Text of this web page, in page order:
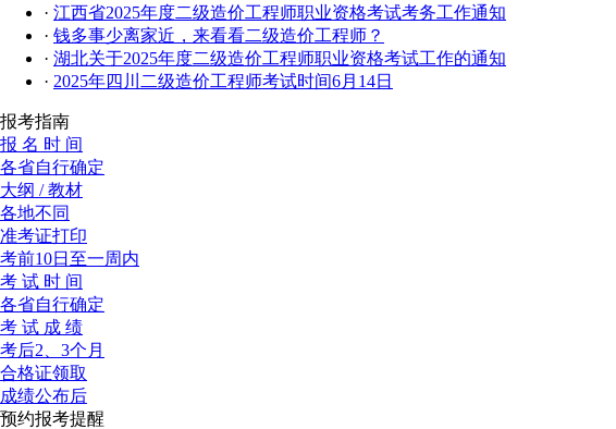
· 江西省2025年度二级造价工程师职业资格考试考务工作通知
· 钱多事少离家近，来看看二级造价工程师？
· 湖北关于2025年度二级造价工程师职业资格考试工作的通知
· 2025年四川二级造价工程师考试时间6月14日
报考指南
报 名 时 间
各省自行确定
大纲 / 教材
各地不同
准考证打印
考前10日至一周内
考 试 时 间
各省自行确定
考 试 成 绩
考后2、3个月
合格证领取
成绩公布后
预约报考提醒